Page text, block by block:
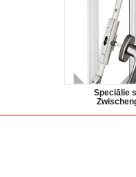
Speciālie